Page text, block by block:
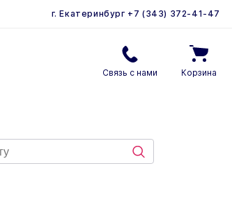
г. Екатеринбург +7 (343) 372-41-47
Связь с нами Корзина